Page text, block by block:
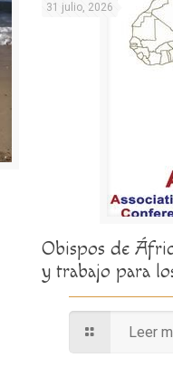
31 julio, 2026
Obispos de
y trabajo para
Leer